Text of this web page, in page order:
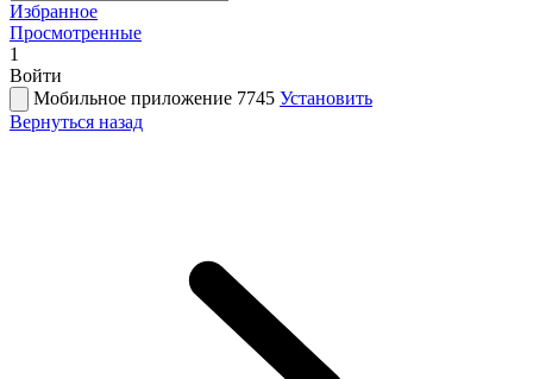
Избранное
Просмотренные
1
Войти
Мобильное приложение 7745 Установить
Вернуться назад